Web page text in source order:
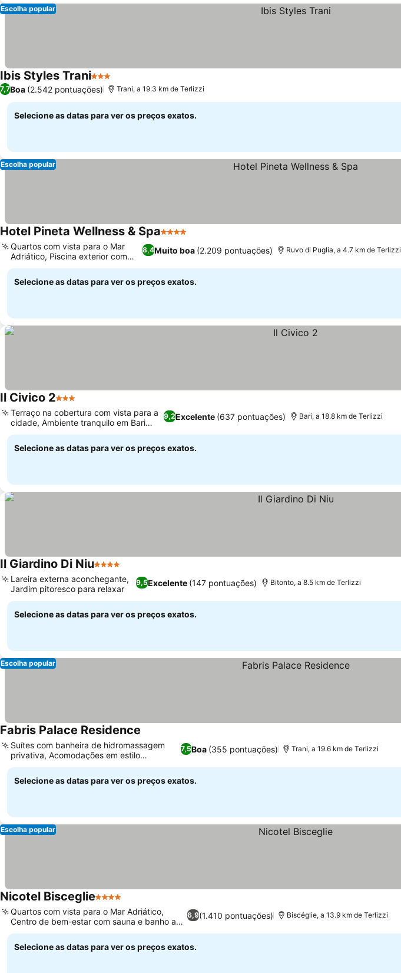
Escolha popular
Ibis Styles Trani3 Estrelas
7,7Boa (2.542 pontuações) Trani, a 19.3 km de Terlizzi
Selecione as datas para ver os preços exatos.
Escolha popular
Hotel Pineta Wellness & Spa4 Estrelas
8,4Muito boa (2.209 pontuações)
Quartos com vista para o Mar
Adriático, Piscina exterior com
solário
Ruvo di Puglia, a 4.7 km de Terlizzi
Selecione as datas para ver os preços exatos.
Il Civico 23 Estrelas
9,2Excelente (637 pontuações)
Terraço na cobertura com vista para a
cidade, Ambiente tranquilo em Bari
Palese
Bari, a 18.8 km de Terlizzi
Selecione as datas para ver os preços exatos.
Il Giardino Di Niu4 Estrelas
9,5Excelente (147 pontuações)
Lareira externa aconchegante,
Jardim pitoresco para relaxar
Bitonto, a 8.5 km de Terlizzi
Selecione as datas para ver os preços exatos.
Escolha popular
Fabris Palace Residence
7,5Boa (355 pontuações)
Suítes com banheira de hidromassagem
privativa, Acomodações em estilo
apartamento
Trani, a 19.6 km de Terlizzi
Selecione as datas para ver os preços exatos.
Escolha popular
Nicotel Bisceglie4 Estrelas
6,9(1.410 pontuações)
Quartos com vista para o Mar Adriático,
Centro de bem-estar com sauna e banho a
vapor
Biscéglie, a 13.9 km de Terlizzi
Selecione as datas para ver os preços exatos.